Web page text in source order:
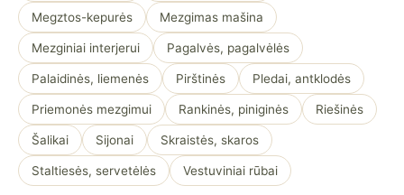
Megztos-kepurės Mezgimas mašina
Mezginiai interjerui Pagalvės, pagalvėlės
Palaidinės, liemenės Pirštinės Pledai, antklodės
Priemonės mezgimui Rankinės, piniginės Riešinės
Šalikai Sijonai Skraistės, skaros
Staltiesės, servetėlės Vestuviniai rūbai